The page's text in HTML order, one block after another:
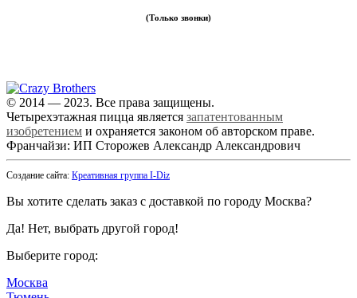
(Только звонки)
© 2014 — 2023. Все права защищены.
Четырехэтажная пицца является запатентованным
изобретением и охраняется законом об авторском праве.
Франчайзи: ИП Сторожев Александр Александрович
Создание сайта: Креативная группа I-Diz
Вы хотите сделать заказ с доставкой по городу Москва?
Да! Нет, выбрать другой город!
Выберите город:
Москва